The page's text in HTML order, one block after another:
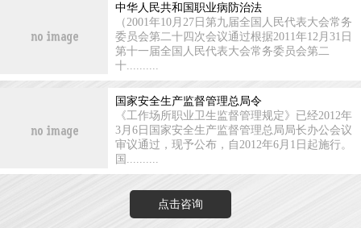
中华人民共和国职业病防治法
（2001年10月27日第九届全国人民代表大会常务
委员会第二十四次会议通过根据2011年12月31日
第十一届全国人民代表大会常务委员会第二
十..........
国家安全生产监督管理总局令
《工作场所职业卫生监督管理规定》已经2012年
3月6日国家安全生产监督管理总局局长办公会议
审议通过，现予公布，自2012年6月1日起施行。
国..........
点击咨询